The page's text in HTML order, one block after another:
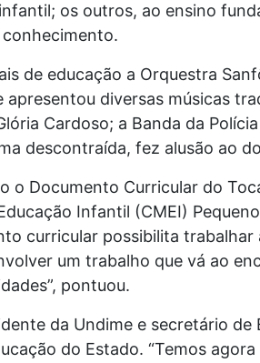
os outros, ao ensino
de educação a Orquestra
diversas músicas
Cardoso; a Banda da
descontraída, fez alusão ao
o Documento Curricular do
Infantil (CMEI)
curricular possibilita
um trabalho que vá ao
pontuou.
da Undime e secretário
do Estado. “Temos